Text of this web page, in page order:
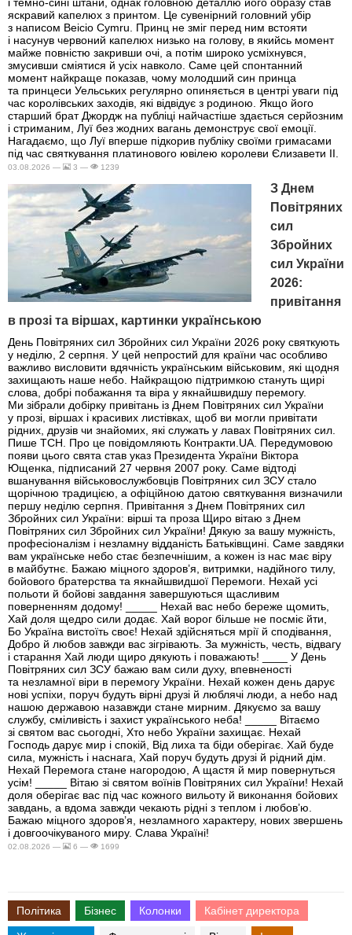
яскравий капелюх з принтом. Це сувенірний головний убір
з написом Beicio Cymru. Принц не зміг перед ним встояти
і насунув червоний капелюх низько на голову, в якийсь момент
майже повністю закривши очі, а потім широко усміхнувся,
змусивши сміятися й усіх навколо. Саме цей спонтанний
момент найкраще показав, чому молодший син принца
та принцеси Уельських регулярно опиняється в центрі уваги під
час королівських заходів, які відвідує з родиною. Якщо його
старший брат Джордж на публіці найчастіше здається серйозним
і стриманим, Луї без жодних вагань демонструє свої емоції.
Нагадаємо, що Луї вперше підкорив публіку своїми гримасами
під час святкування платинового ювілею королеви Єлизавети II.
03.08.2026 — 3 — 1239
З Днем
Повітряних
сил
Збройних
сил України
2026:
привітання
в прозі та віршах, картинки українською
День Повітряних сил Збройних сил України 2026 року святкують
у неділю, 2 серпня. У цей непростий для країни час особливо
важливо висловити вдячність українським військовим, які щодня
захищають наше небо. Найкращою підтримкою стануть щирі
слова, добрі побажання та віра у якнайшвидшу перемогу.
Ми зібрали добірку привітань із Днем Повітряних сил України
у прозі, віршах і красивих листівках, щоб ви могли привітати
рідних, друзів чи знайомих, які служать у лавах Повітряних сил.
Пише ТСН. Про це повідомляють Контракти.UA. Передумовою
появи цього свята став указ Президента України Віктора
Ющенка, підписаний 27 червня 2007 року. Саме відтоді
вшанування військовослужбовців Повітряних сил ЗСУ стало
щорічною традицією, а офіційною датою святкування визначили
першу неділю серпня. Привітання з Днем Повітряних сил
Збройних сил України: вірші та проза Щиро вітаю з Днем
Повітряних сил Збройних сил України! Дякую за вашу мужність,
професіоналізм і незламну відданість Батьківщині. Саме завдяки
вам українське небо стає безпечнішим, а кожен із нас має віру
в майбутнє. Бажаю міцного здоров’я, витримки, надійного тилу,
бойового братерства та якнайшвидшої Перемоги. Нехай усі
польоти й бойові завдання завершуються щасливим
поверненням додому! _____ Нехай вас небо береже щомить,
Хай доля щедро сили додає. Хай ворог більше не посміє йти,
Бо Україна вистоїть своє! Нехай здійсняться мрії й сподівання,
Добро й любов завжди вас зігрівають. За мужність, честь, відвагу
і старання Хай люди щиро дякують і поважають! ____ У День
Повітряних сил ЗСУ бажаю вам сили духу, впевненості
та незламної віри в перемогу України. Нехай кожен день дарує
нові успіхи, поруч будуть вірні друзі й люблячі люди, а небо над
нашою державою назавжди стане мирним. Дякуємо за вашу
службу, сміливість і захист українського неба! _____ Вітаємо
зі святом вас сьогодні, Хто небо України захищає. Нехай
Господь дарує мир і спокій, Від лиха та біди оберігає. Хай буде
сила, мужність і наснага, Хай поруч будуть друзі й рідний дім.
Нехай Перемога стане нагородою, А щастя й мир повернуться
усім! _____ Вітаю зі святом воїнів Повітряних сил України! Нехай
доля оберігає вас під час кожного вильоту й виконання бойових
завдань, а вдома завжди чекають рідні з теплом і любов’ю.
Бажаю міцного здоров’я, незламного характеру, нових звершень
і довгоочікуваного миру. Слава Україні!
02.08.2026 — 6 — 1699
Політика Бізнес Колонки Кабінет директора